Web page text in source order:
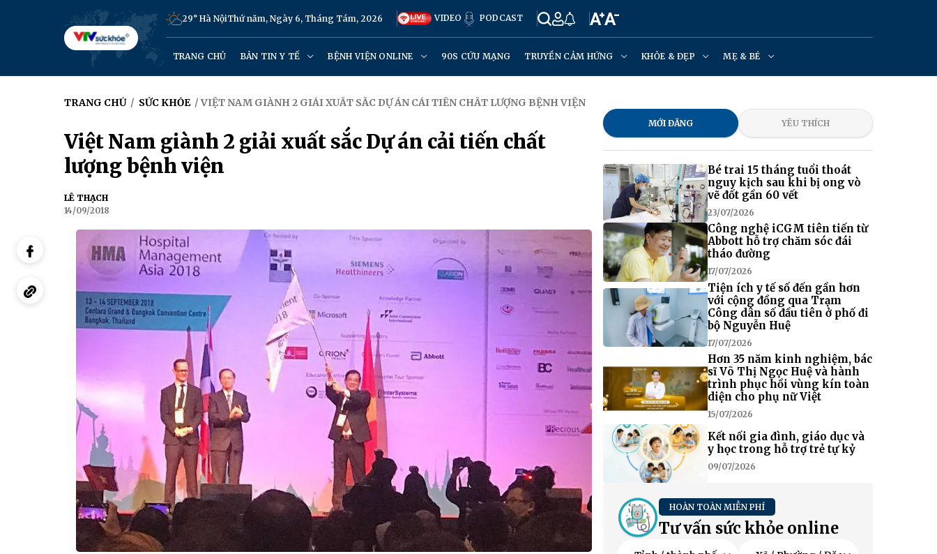
29° Hà NộiThứ năm, Ngày 6, Tháng Tám, 2026 VIDEO PODCAST
TRANG CHỦ BẢN TIN Y TẾ BỆNH VIỆN ONLINE 90S CỨU MẠNG TRUYỀN CẢM HỨNG KHỎE & ĐẸP MẸ & BÉ
TRANG CHỦ / SỨC KHỎE / VIỆT NAM GIÀNH 2 GIẢI XUẤT SẮC DỰ ÁN CẢI TIẾN CHẤT LƯỢNG BỆNH VIỆN
Việt Nam giành 2 giải xuất sắc Dự án cải tiến chất
lượng bệnh viện
LÊ THẠCH
14/09/2018
MỚI ĐĂNG YÊU THÍCH
Bé trai 15 tháng tuổi thoát
nguy kịch sau khi bị ong vò
vẽ đốt gần 60 vết
23/07/2026
Công nghệ iCGM tiên tiến từ
Abbott hỗ trợ chăm sóc đái
tháo đường
17/07/2026
Tiện ích y tế số đến gần hơn
với cộng đồng qua Trạm
Công dân số đầu tiên ở phố đi
bộ Nguyễn Huệ
17/07/2026
Hơn 35 năm kinh nghiệm, bác
sĩ Võ Thị Ngọc Huệ và hành
trình phục hồi vùng kín toàn
diện cho phụ nữ Việt
15/07/2026
Kết nối gia đình, giáo dục và
y học trong hỗ trợ trẻ tự kỷ
09/07/2026
HOÀN TOÀN MIỄN PHÍ
Tư vấn sức khỏe online